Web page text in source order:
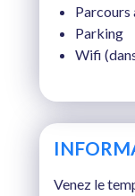
Venez le
Parcours
Parking
Wifi